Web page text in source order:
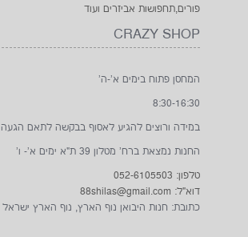
פורים,תחפושות אביזרים ועוד
CRAZY SHOP
המחסן פתוח בימים א'-ה'
8:30-16:30
במידה ורוצים להגיע לאסוף בבקשה לתאם הגעה 052-6105503
החנות נמצאת ברח' מטלון 39 ת"א ימים א'- ו'
טלפון: 052-6105503
דוא"ל: 88shilas@gmail.com
כתובת: חנות היבואן נוף הארץ, נוף הארץ ישראל